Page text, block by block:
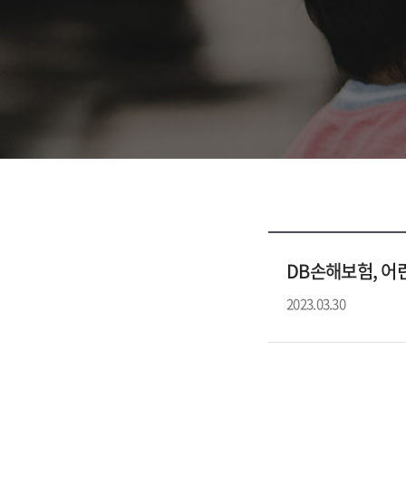
DB손해보험, 어
2023.03.30